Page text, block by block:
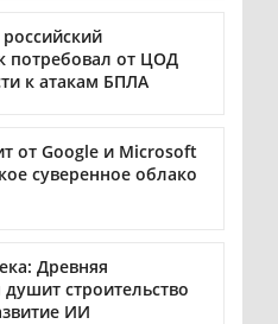
потребовал от ЦОД
к атакам БПЛА
от Google и Microsoft
суверенное облако
Древняя
душит строительство
ИИ